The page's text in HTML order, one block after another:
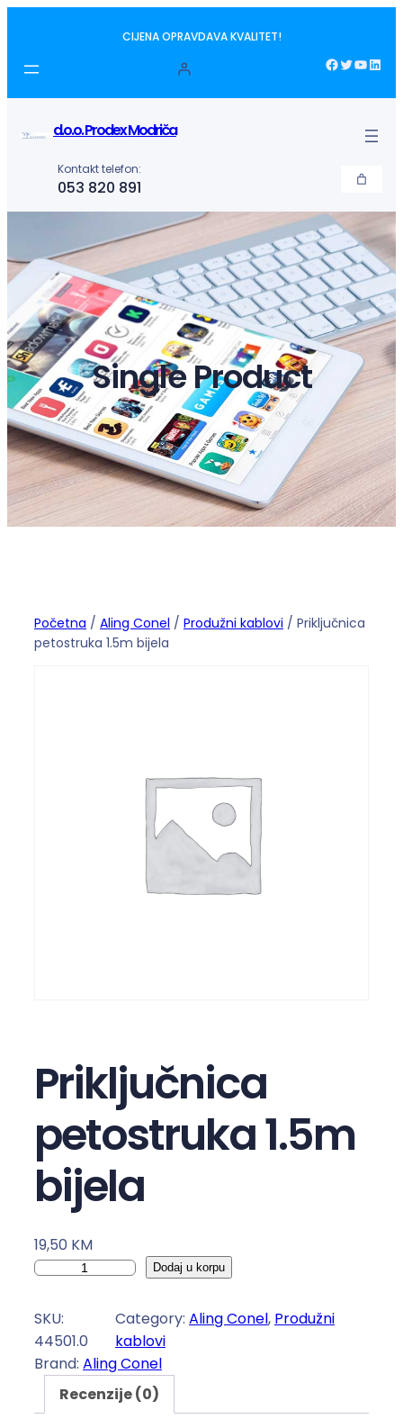
sadržaj
CIJENA OPRAVDAVA KVALITET!
Facebook Twitter YouTube LinkedIn
d.o.o. Prodex Modriča
Kontakt telefon:
053 820 891
Single Product
Početna / Aling Conel / Produžni kablovi / Priključnica
petostruka 1.5m bijela
Priključnica
petostruka 1.5m
bijela
19,50 KM
P
i
k
l
Dodaj u korpu
SKU:
44501.0
Category: Aling Conel, Produžni
kablovi
Brand: Aling Conel
Recenzije (0)